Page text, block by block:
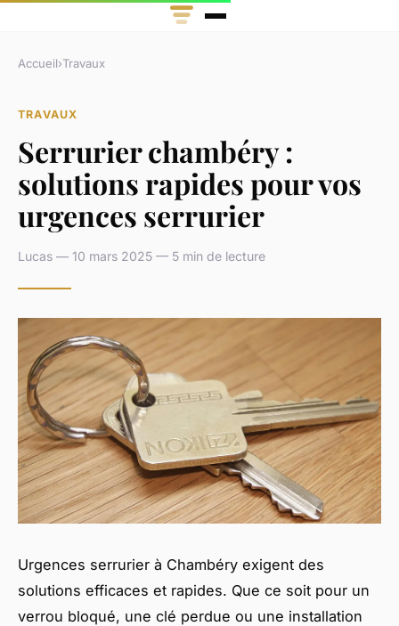
Accueil›Travaux
TRAVAUX
Serrurier chambéry :
solutions rapides pour vos
urgences serrurier
Lucas — 10 mars 2025 — 5 min de lecture
Urgences serrurier à Chambéry exigent des
solutions efficaces et rapides. Que ce soit pour un
verrou bloqué, une clé perdue ou une installation